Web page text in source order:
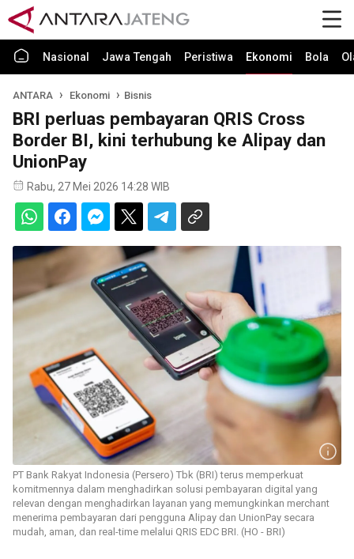
Nasional Jawa Tengah Peristiwa Ekonomi Bola
ANTARA Ekonomi Bisnis
BRI perluas pembayaran QRIS Cross
Border BI, kini terhubung ke Alipay dan
UnionPay
Rabu, 27 Mei 2026 14:28 WIB
PT Bank Rakyat Indonesia (Persero) Tbk (BRI) terus memperkuat
komitmennya dalam menghadirkan solusi pembayaran digital yang
relevan dengan menghadirkan layanan yang memungkinkan merchant
menerima pembayaran dari pengguna Alipay dan UnionPay secara
mudah, aman, dan real-time melalui QRIS EDC BRI. (HO - BRI)